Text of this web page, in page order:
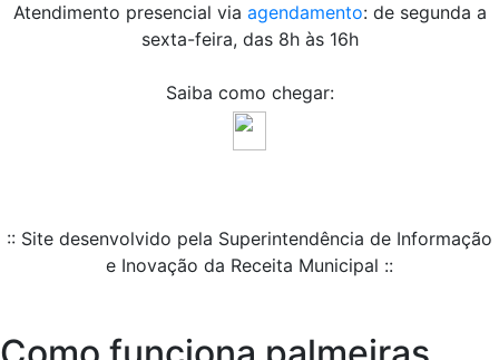
Atendimento presencial via agendamento: de segunda a
sexta-feira, das 8h às 16h
Saiba como chegar:
:: Site desenvolvido pela Superintendência de Informação
e Inovação da Receita Municipal ::